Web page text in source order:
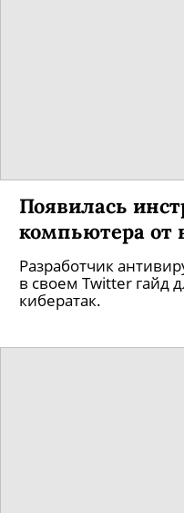
Появилась
компьютера от
Разработчик
в своем Twitter гайд
кибератак.